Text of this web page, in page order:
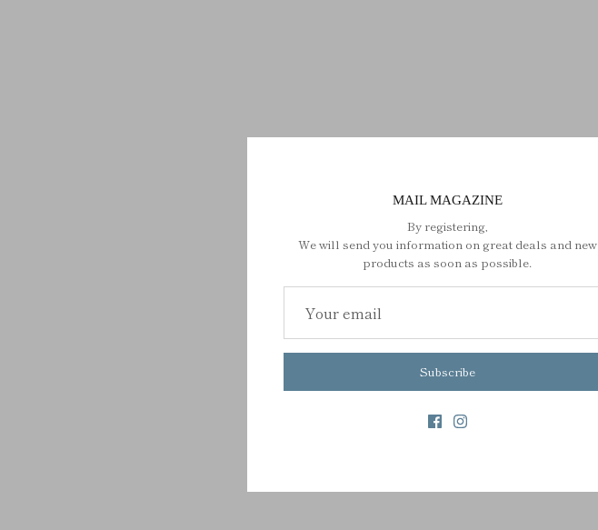
MAIL MAGAZINE
By registering,
We will send you information on great deals and new
products as soon as possible.
Subscribe